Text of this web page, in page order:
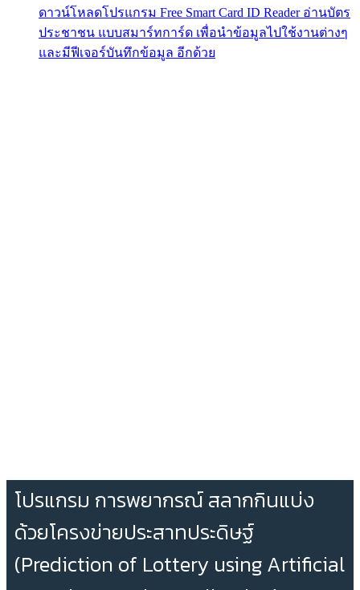
ดาวน์โหลดโปรแกรม Free Smart Card ID Reader อ่านบัตร
ประชาชน แบบสมาร์ทการ์ด เพื่อนำข้อมูลไปใช้งานต่างๆ
และมีฟีเจอร์บันทึกข้อมูล อีกด้วย
โปรแกรม การพยากรณ์ สลากกินแบ่ง
ด้วยโครงข่ายประสาทประดิษฐ์
(Prediction of Lottery using Artificial